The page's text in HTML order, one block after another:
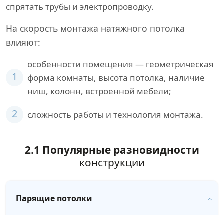
спрятать трубы и электропроводку.
На скорость монтажа натяжного потолка
влияют:
1
особенности помещения — геометрическая
форма комнаты, высота потолка, наличие
ниш, колонн, встроенной мебели;
2 сложность работы и технология монтажа.
2.1 Популярные разновидности
конструкции
Парящие потолки